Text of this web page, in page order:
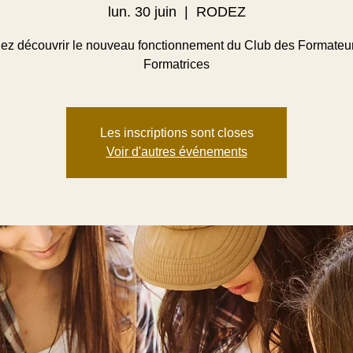
lun. 30 juin RODEZ
découvrir le nouveau fonctionnement du Club des
Formatrices
Les inscriptions sont closes
Voir d'autres événements